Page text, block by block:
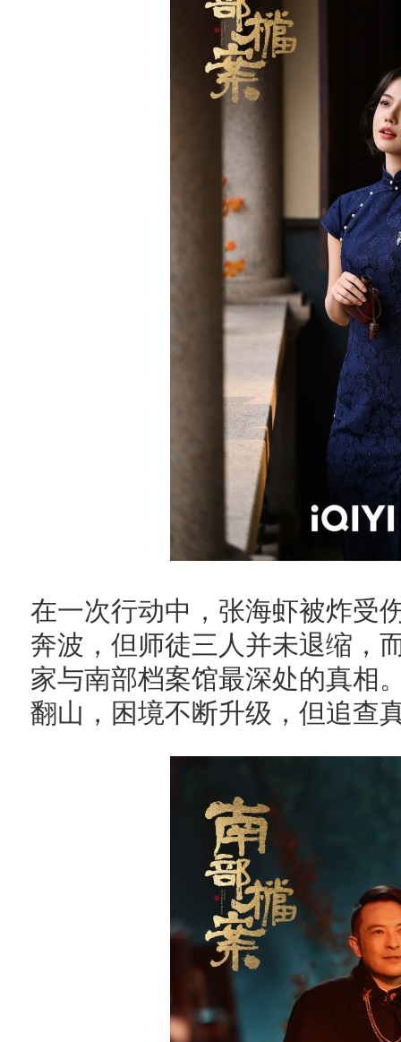
在一次行动中，张海虾被炸受
奔波，但师徒三人并未退缩，
家与南部档案馆最深处的真相
翻山，困境不断升级，但追查